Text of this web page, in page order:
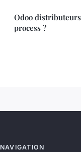
Odoo
process ?
NAVIGATION